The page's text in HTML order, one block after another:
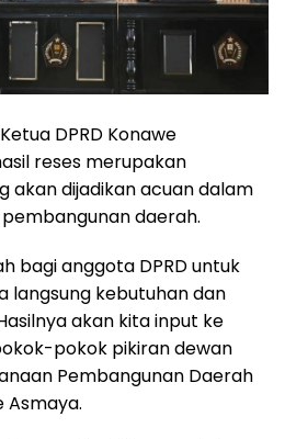
DPRD Konawe
reses merupakan
akan dijadikan acuan dalam
daerah.
bagi anggota DPRD untuk
langsung kebutuhan dan
akan kita input ke
pokok pikiran dewan
Pembangunan Daerah
Asmaya.